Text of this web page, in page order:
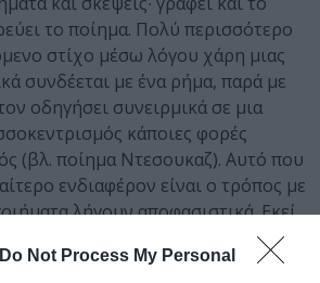
Do Not Process My Personal
το ποίημα. Πολύ περισσότερο
στίχο μέσω λόγου χάρη μιας
συνδέεται με ένα ρήμα, παρά με
οδηγήσει συνειρμικά σε μια
κάποιες φορές
(βλ. ποίημα Ντεσουκαζ). Αυτό που
ενδιαφέρον είναι ο τρόπος με
λήγουν αποφασιστικά. Εκεί
χρησιμοποιεί πιο πολύ νόημα και
υπάρχουν ποιήματα που